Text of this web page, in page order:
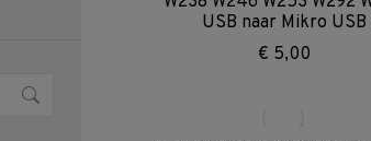
USB naar Mikro USB
€ 5,00